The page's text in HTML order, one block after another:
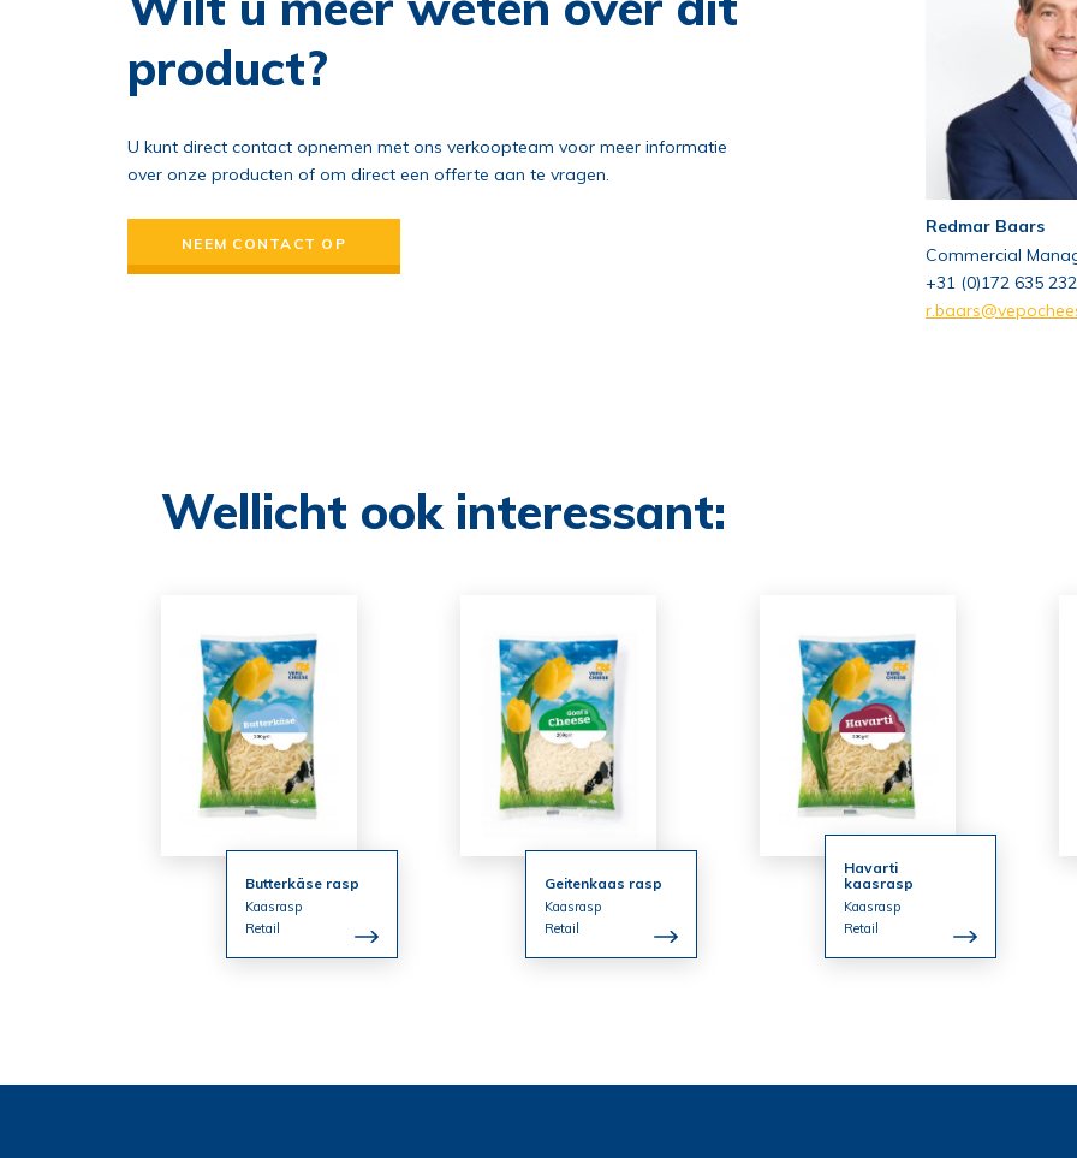
product?
U kunt direct contact opnemen met ons verkoopteam voor meer informatie
over onze producten of om direct een offerte aan te vragen.
NEEM CONTACT OP
Redmar Baars
Commercial
+31 (0)172 635 232
Wellicht ook interessant:
Butterkäse rasp
Kaasrasp
Retail
Geitenkaas rasp
Kaasrasp
Retail
Havarti
kaasrasp
Kaasrasp
Retail